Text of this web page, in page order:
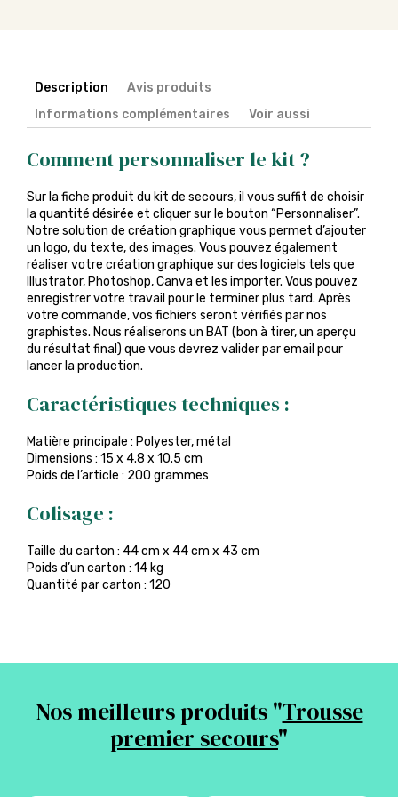
Description
Avis produits
Informations complémentaires
Voir aussi
Comment personnaliser le kit ?
Sur la fiche produit du kit de secours, il vous suffit de choisir
la quantité désirée et cliquer sur le bouton “Personnaliser”.
Notre solution de création graphique vous permet d’ajouter
un logo, du texte, des images. Vous pouvez également
réaliser votre création graphique sur des logiciels tels que
Illustrator, Photoshop, Canva et les importer. Vous pouvez
enregistrer votre travail pour le terminer plus tard. Après
votre commande, vos fichiers seront vérifiés par nos
graphistes. Nous réaliserons un BAT (bon à tirer, un aperçu
du résultat final) que vous devrez valider par email pour
lancer la production.
Caractéristiques techniques :
Matière principale : Polyester, métal
Dimensions : 15 x 4.8 x 10.5 cm
Poids de l’article : 200 grammes
Colisage :
Taille du carton : 44 cm x 44 cm x 43 cm
Poids d’un carton : 14 kg
Quantité par carton : 120
Nos meilleurs produits "Trousse
premier secours"